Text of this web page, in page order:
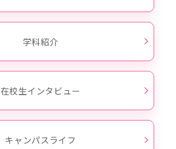
学科紹介
在校生インタビュー
キャンパスライフ